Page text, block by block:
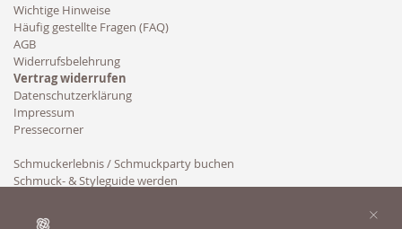
Wichtige Hinweise
Häufig gestellte Fragen (FAQ)
AGB
Widerrufsbelehrung
Vertrag widerrufen
Datenschutzerklärung
Impressum
Pressecorner
Schmuckerlebnis / Schmuckparty buchen
Schmuck- & Styleguide werden
×